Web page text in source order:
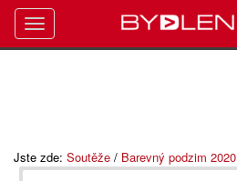
Jste zde: Soutěže / Barevný podzim 2020
Toggle
navigation